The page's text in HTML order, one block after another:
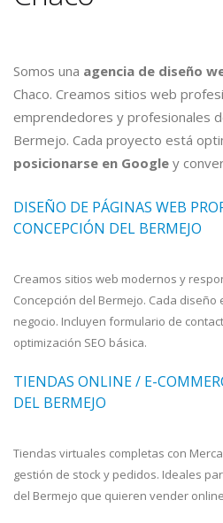
Somos una agencia de diseño
Chaco. Creamos sitios web
emprendedores y profesionales
Bermejo. Cada proyecto está
posicionarse en Google y
DISEÑO DE PÁGINAS WEB
CONCEPCIÓN DEL BERMEJO
Creamos sitios web modernos y
Concepción del Bermejo. Cada
negocio. Incluyen formulario de
optimización SEO básica.
TIENDAS ONLINE / E-
DEL BERMEJO
Tiendas virtuales completas con
gestión de stock y pedidos. Ideales
del Bermejo que quieren vender